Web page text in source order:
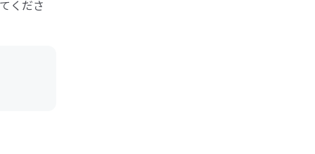
くださ